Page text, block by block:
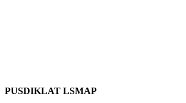
PUSDIKLAT LSMAP